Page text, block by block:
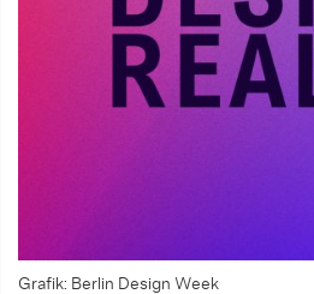
Grafik: Berlin Design Week